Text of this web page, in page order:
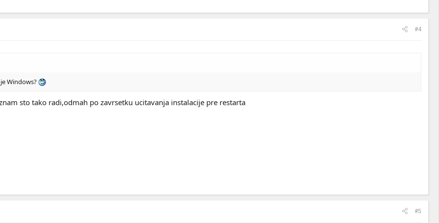
#4
Windows?
sto tako radi,odmah po zavrsetku ucitavanja instalacije pre restarta
#5